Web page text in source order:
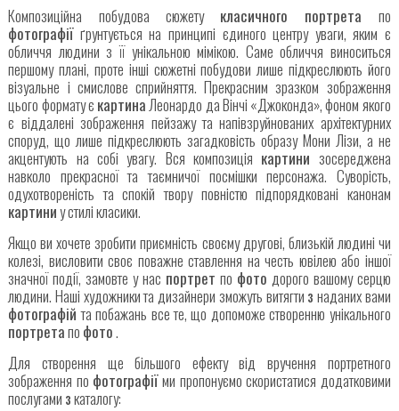
Композиційна побудова сюжету класичного портрета по
фотографіїґрунтується на принципі єдиного центру уваги, яким є
обличчя людини з її унікальною мімікою. Саме обличчя виноситься
першому плані, проте інші сюжетні побудови лише підкреслюють його
візуальне і смислове сприйняття. Прекрасним зразком зображення
цього формату є картинаЛеонардо да Вінчі «Джоконда», фоном якого
є віддалені зображення пейзажу та напівзруйнованих архітектурних
споруд, що лише підкреслюють загадковість образу Мони Лізи, а не
акцентують на собі увагу. Вся композиція картини зосереджена
навколо прекрасної та таємничої посмішки персонажа. Суворість,
одухотвореність та спокій твору повністю підпорядковані канонам
картиниу стилі класики.
Якщо ви хочете зробити приємність своєму другові, близькій людині чи
колезі, висловити своє поважне ставлення на честь ювілею або іншої
значної події, замовте у нас портрет по фото дорого вашому серцю
людини. Наші художники та дизайнери зможуть витягти з наданих вами
фотографій та побажань все те, що допоможе створенню унікального
портретапо фото.
Для створення ще більшого ефекту від вручення портретного
зображення по фотографіїми пропонуємо скористатися додатковими
послугами зкаталогу: